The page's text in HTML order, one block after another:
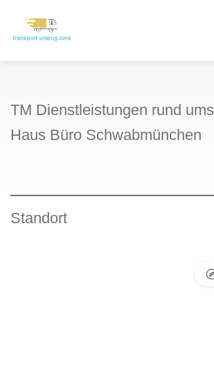
TM Dienstleistungen rund ums
Haus Büro Schwabmünchen
Standort